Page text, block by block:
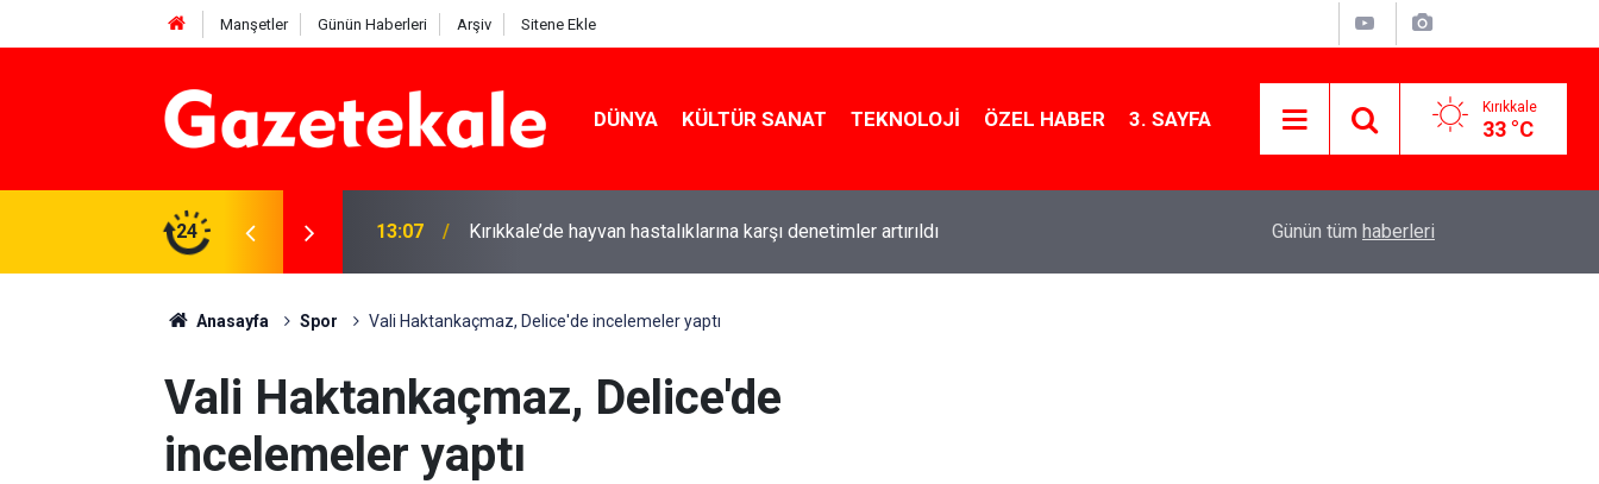
Manşetler Günün Haberleri Arşiv Sitene Ekle
DÜNYA KÜLTÜR SANAT TEKNOLOJI ÖZEL HABER 3. SAYFA Kırıkkale
33 °C
24
yasasına sert eleştiri 13:07 Kırıkkale’de hayvan hastalıklarına karşı denetimler artırıldı Kırıkkale’de bugün vefat edenler: 7 Ağustos
Günün tüm haberleri
Anasayfa Spor Vali Haktankaçmaz, Delice'de incelemeler yaptı
Vali Haktankaçmaz, Delice'de
incelemeler yaptı